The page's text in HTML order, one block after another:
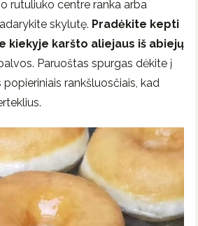
rutuliuko centre ranka arba
skylutę. Pradėkite kepti
kiekyje karšto aliejaus iš abiejų
Paruoštas spurgas dėkite į
rankšluosčiais, kad